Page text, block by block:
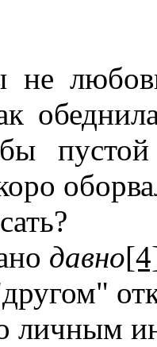
любовь
пустой
давно
личным